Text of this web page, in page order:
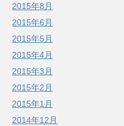
2015年8月
2015年6月
2015年5月
2015年4月
2015年3月
2015年2月
2015年1月
2014年12月